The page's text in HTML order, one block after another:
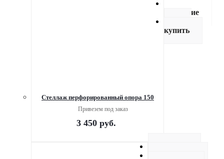
Стеллаж перфорированный опора 150
Привезем под заказ
3 450руб.
Описание
купить